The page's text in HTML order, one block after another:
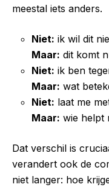
meestal iets anders.
Niet: ik wil dit
Maar: dit komt
Niet: ik ben
Maar: wat
Niet: laat me
Maar: wie helpt
Dat verschil is
verandert ook de
niet langer: hoe